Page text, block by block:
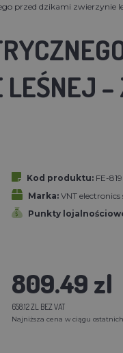
przed dzikami zwierzynie
Kod produktu: FE-
Marka: VNT electronics
Punkty
809.49 zl
658.12 ZL BEZ VAT
Najniższa cena w ciągu